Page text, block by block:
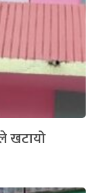
खटायो